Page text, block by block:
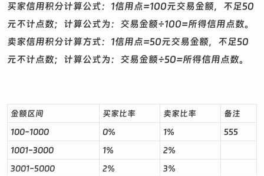
买家信用积分计算公式：1信用点=100元交易金额，不足50
元不计点数；计算公式为：交易金额÷100=所得信用点数。
卖家信用积分计算方式：1信用点=50元交易金额，不足50
元不计点数；计算公式为：交易金额÷50=所得信用点数。
金额区间 买家比率 卖家比率
备注
100-1000
0% 1%
555
1001-3000
1%
2%
3001-5000
2%
3%